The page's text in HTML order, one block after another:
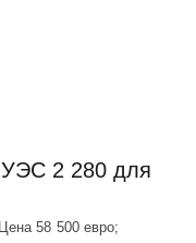
2 280 для
58 500 евро;